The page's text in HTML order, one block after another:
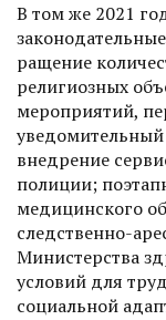
В том же 2021
ращение
религиозных
мероприятий,
внедрение
полиции;
медицинского
следственно-
Министерства
условий для
социальной